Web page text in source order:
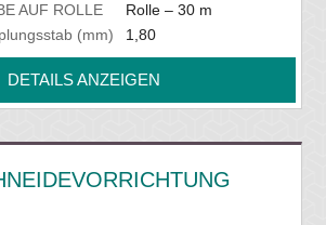
AUF ROLLE
Rolle – 30 m
(mm)
1,80
DETAILS ANZEIGEN